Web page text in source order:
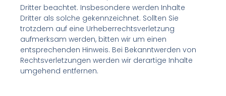
Dritter beachtet. Insbesondere werden Inhalte
Dritter als solche gekennzeichnet. Sollten Sie
trotzdem auf eine Urheberrechtsverletzung
aufmerksam werden, bitten wir um einen
entsprechenden Hinweis. Bei Bekanntwerden von
Rechtsverletzungen werden wir derartige Inhalte
umgehend entfernen.